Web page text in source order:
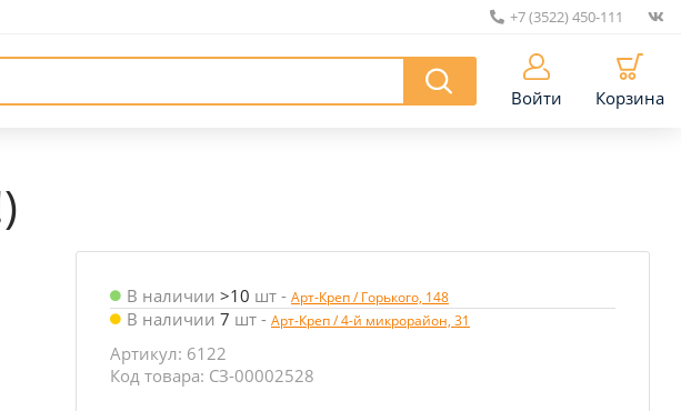
+7 (3522) 450-111
Войти Корзина
В наличии >10 шт - Арт-Креп / Горького, 148
В наличии 7 шт - Арт-Креп / 4-й микрорайон, 31
Артикул: 6122
Код товара: СЗ-00002528